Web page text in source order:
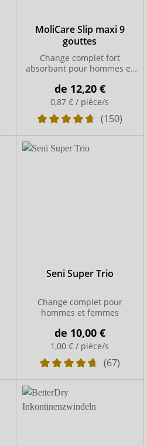
MoliCare Slip maxi 9
gouttes
Change complet fort
absorbant pour hommes et
de 12,20 €
0,87 € / pièce/s
(150)
Seni Super Trio
Change complet pour
hommes et femmes
de 10,00 €
1,00 € / pièce/s
(67)